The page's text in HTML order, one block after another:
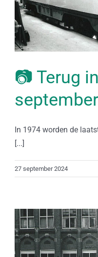
📷 Terug
In 1974 worden de
[...]
27 september 2024